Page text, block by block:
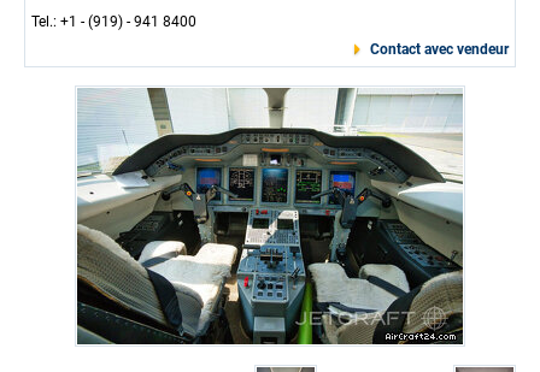
Tel.: +1 - (919) - 941 8400
Contact avec vendeur